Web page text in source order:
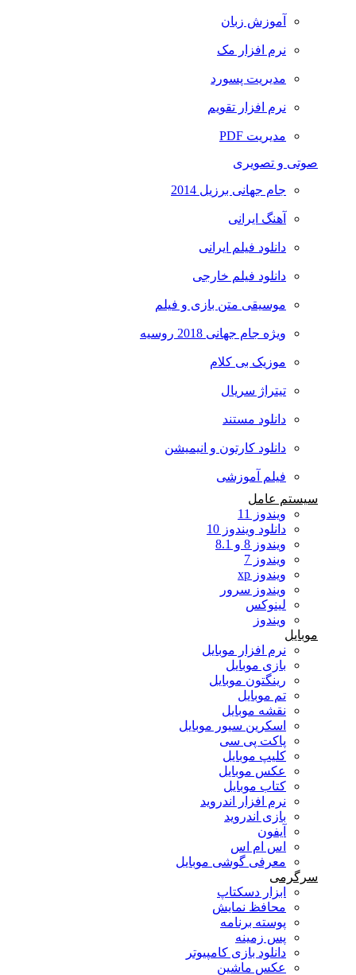
آموزش زبان
نرم افزار مک
مدیریت پسورد
نرم افزار تقویم
مدیریت PDF
صوتی و تصویری
جام جهانی برزیل 2014
آهنگ ایرانی
دانلود فیلم ایرانی
دانلود فیلم خارجی
موسیقی متن بازی و فیلم
ویژه جام جهانی 2018 روسیه
موزیک بی کلام
تیتراژ سریال
دانلود مستند
دانلود کارتون و انیمیشن
فیلم آموزشی
سیستم عامل
ویندوز 11
دانلود ویندوز 10
ویندوز 8 و 8.1
ویندوز 7
ویندوز xp
ویندوز سرور
لینوکس
ویندوز
موبایل
نرم افزار موبایل
بازی موبایل
رینگتون موبایل
تم موبایل
نقشه موبایل
اسکرین سیور موبایل
پاکت پی سی
کلیپ موبایل
عکس موبایل
کتاب موبایل
نرم افزار اندروید
بازی اندروید
آیفون
اس ام اس
معرفی گوشی موبایل
سرگرمی
ابزار دسکتاپ
محافظ نمایش
پوسته برنامه
پس زمینه
دانلود بازی کامپیوتر
عکس ماشین